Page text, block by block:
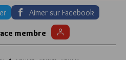
Aimer sur Facebook
membre